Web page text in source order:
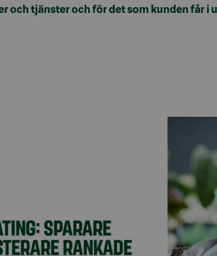
och tjänster och för det som kunden får i